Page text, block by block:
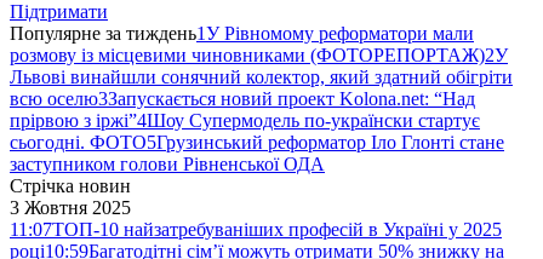
Підтримати
Популярне за тиждень1У Рівномому реформатори мали
розмову із місцевими чиновниками (ФОТОРЕПОРТАЖ)2У
Львові винайшли сонячний колектор, який здатний обігріти
всю оселю3Запускається новий проект Kolona.net: “Над
прірвою з іржі”4Шоу Супермодель по-українски стартує
сьогодні. ФОТО5Грузинський реформатор Іло Глонті стане
заступником голови Рівненської ОДА
Стрічка новин
3 Жовтня 2025
11:07ТОП-10 найзатребуваніших професій в Україні у 2025
році10:59Багатодітні сім’ї можуть отримати 50% знижку на